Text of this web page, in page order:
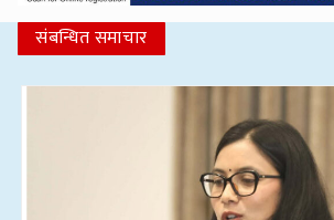
संबन्धित समाचार